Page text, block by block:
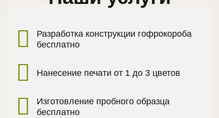
Разработка конструкции гофрокороба
бесплатно
Нанесение печати от 1 до 3 цветов
Изготовление пробного образца
бесплатно